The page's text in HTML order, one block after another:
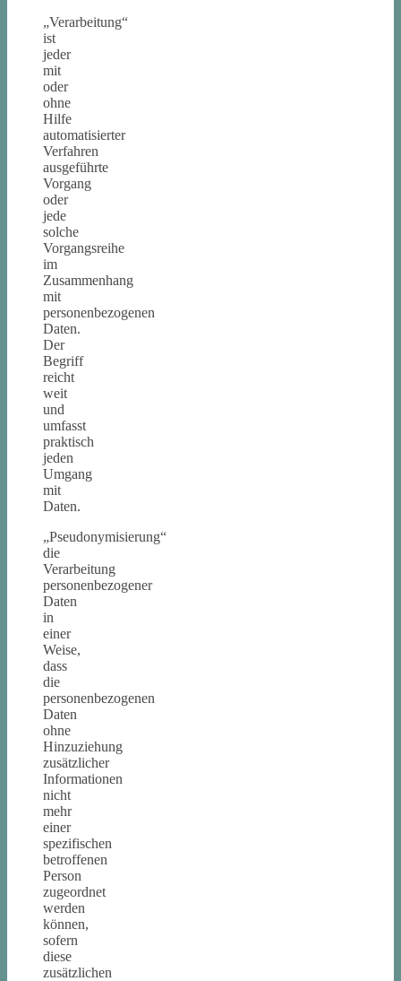
„Verarbeitung“
ist
jeder
mit
oder
ohne
Hilfe
automatisierter
Verfahren
ausgeführte
Vorgang
oder
jede
solche
Vorgangsreihe
im
Zusammenhang
mit
personenbezogenen
Daten.
Der
Begriff
reicht
weit
und
umfasst
praktisch
jeden
Umgang
mit
Daten.
„Pseudonymisierung“
die
Verarbeitung
personenbezogener
Daten
in
einer
Weise,
dass
die
personenbezogenen
Daten
ohne
Hinzuziehung
zusätzlicher
Informationen
nicht
mehr
einer
spezifischen
betroffenen
Person
zugeordnet
werden
können,
sofern
diese
zusätzlichen